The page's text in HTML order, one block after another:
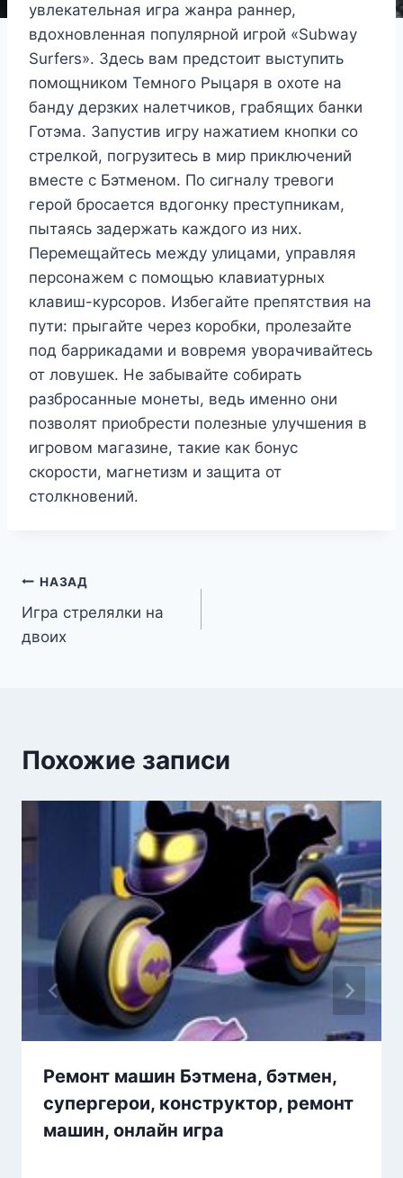
увлекательная игра жанра раннер,
вдохновленная популярной игрой «Subway
Surfers». Здесь вам предстоит выступить
помощником Темного Рыцаря в охоте на
банду дерзких налетчиков, грабящих банки
Готэма. Запустив игру нажатием кнопки со
стрелкой, погрузитесь в мир приключений
вместе с Бэтменом. По сигналу тревоги
герой бросается вдогонку преступникам,
пытаясь задержать каждого из них.
Перемещайтесь между улицами, управляя
персонажем с помощью клавиатурных
клавиш-курсоров. Избегайте препятствия на
пути: прыгайте через коробки, пролезайте
под баррикадами и вовремя уворачивайтесь
от ловушек. Не забывайте собирать
разбросанные монеты, ведь именно они
позволят приобрести полезные улучшения в
игровом магазине, такие как бонус
скорости, магнетизм и защита от
столкновений.
Навигация
по
НАЗАД
Игра стрелялки на
двоих
Похожие записи
Ремонт машин Бэтмена, бэтмен,
супергерои, конструктор, ремонт
машин, онлайн игра